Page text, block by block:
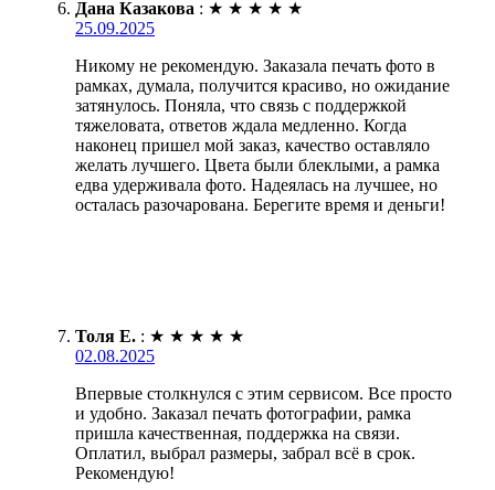
Дана Казакова : ★ ★ ★ ★ ★
25.09.2025
Никому не рекомендую. Заказала печать фото в
рамках, думала, получится красиво, но ожидание
затянулось. Поняла, что связь с поддержкой
тяжеловата, ответов ждала медленно. Когда
наконец пришел мой заказ, качество оставляло
желать лучшего. Цвета были блеклыми, а рамка
едва удерживала фото. Надеялась на лучшее, но
осталась разочарована. Берегите время и деньги!
Толя Е. : ★ ★ ★ ★ ★
02.08.2025
Впервые столкнулся с этим сервисом. Все просто
и удобно. Заказал печать фотографии, рамка
пришла качественная, поддержка на связи.
Оплатил, выбрал размеры, забрал всё в срок.
Рекомендую!